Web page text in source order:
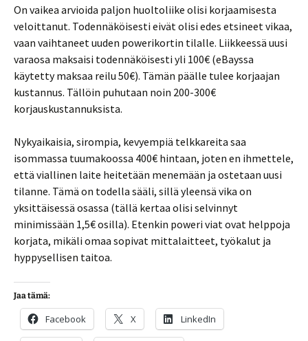
On vaikea arvioida paljon huoltoliike olisi korjaamisesta
veloittanut. Todennäköisesti eivät olisi edes etsineet vikaa,
vaan vaihtaneet uuden powerikortin tilalle. Liikkeessä uusi
varaosa maksaisi todennäköisesti yli 100€ (eBayssa
käytetty maksaa reilu 50€). Tämän päälle tulee korjaajan
kustannus. Tällöin puhutaan noin 200-300€
korjauskustannuksista.
Nykyaikaisia, sirompia, kevyempiä telkkareita saa
isommassa tuumakoossa 400€ hintaan, joten en ihmettele,
että viallinen laite heitetään menemään ja ostetaan uusi
tilanne. Tämä on todella sääli, sillä yleensä vika on
yksittäisessä osassa (tällä kertaa olisi selvinnyt
minimissään 1,5€ osilla). Etenkin poweri viat ovat helppoja
korjata, mikäli omaa sopivat mittalaitteet, työkalut ja
hyppysellisen taitoa.
Jaa tämä:
Facebook X LinkedIn